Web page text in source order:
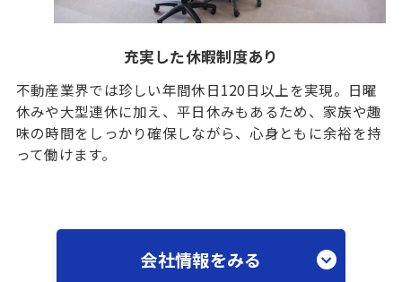
充実した休暇制度あり
不動産業界では珍しい年間休日120日以上を実現。日曜
休みや大型連休に加え、平日休みもあるため、家族や趣
味の時間をしっかり確保しながら、心身ともに余裕を持
って働けます。
会社情報をみる